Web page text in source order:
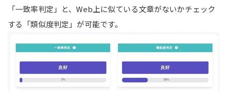
「一致率判定」と、Web上に似ている文章がないかチェック
する「類似度判定」が可能です。